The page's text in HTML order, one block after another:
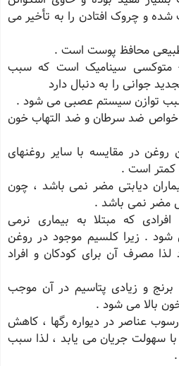
و چروک افتادن را به تأخیر می
محافظ پوست است .
حاوی 4- هیدروکسی -3- متوکسی سینامیک است که سبب
جوانی را به دنبال دارد
توازن سیستم عصبی می شود .
خواص ضد سرطان و ضد التهاب خون
روغن در مقایسه با سایر روغنهای
دیابتی مضر نمی باشد ، چون
مضر نمی باشد .
که مبتلا به بیماری نرمی
. زیرا کلسیم موجود در روغن
مصرف آن برای کودکان و افراد
و زیادی پتاسیم در آن موجب
بالا می شود .
عناصر در دیواره رگها ، کاهش
سهولت جریان می یابد ، لذا سبب